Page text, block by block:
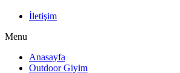
İletişim
Menu
Anasayfa
Outdoor Giyim